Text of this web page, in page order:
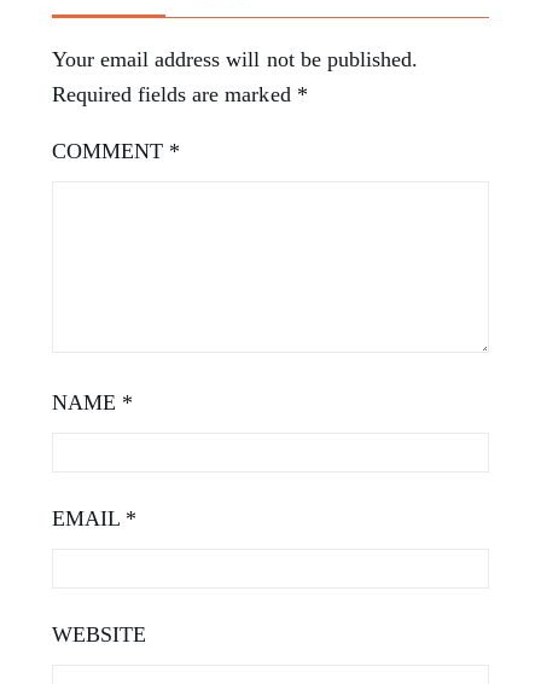
Your email address will not be published.
Required fields are marked *
COMMENT *
NAME *
EMAIL *
WEBSITE